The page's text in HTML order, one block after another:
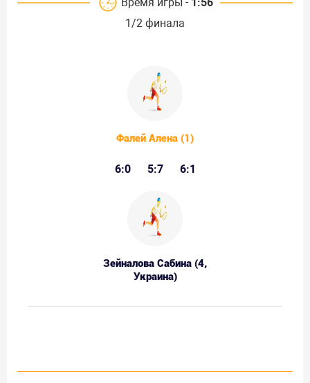
1/2 финала
Фалей Алена (1)
6:0 5:7 6:1
Зейналова Сабина (4,
Украина)